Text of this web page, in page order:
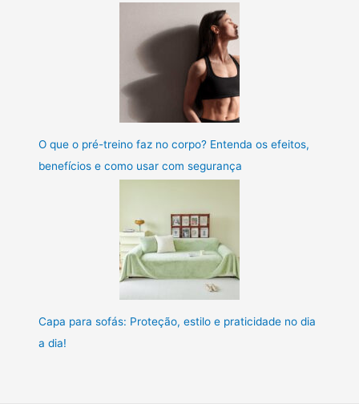
O que o pré-treino faz no corpo? Entenda os efeitos,
benefícios e como usar com segurança
Capa para sofás: Proteção, estilo e praticidade no dia
a dia!